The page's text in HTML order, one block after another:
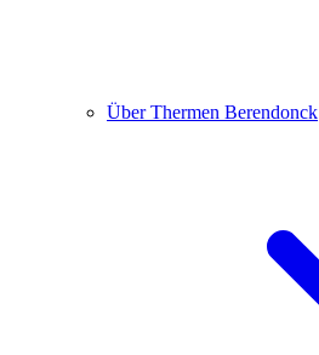
Über Thermen Berendonck